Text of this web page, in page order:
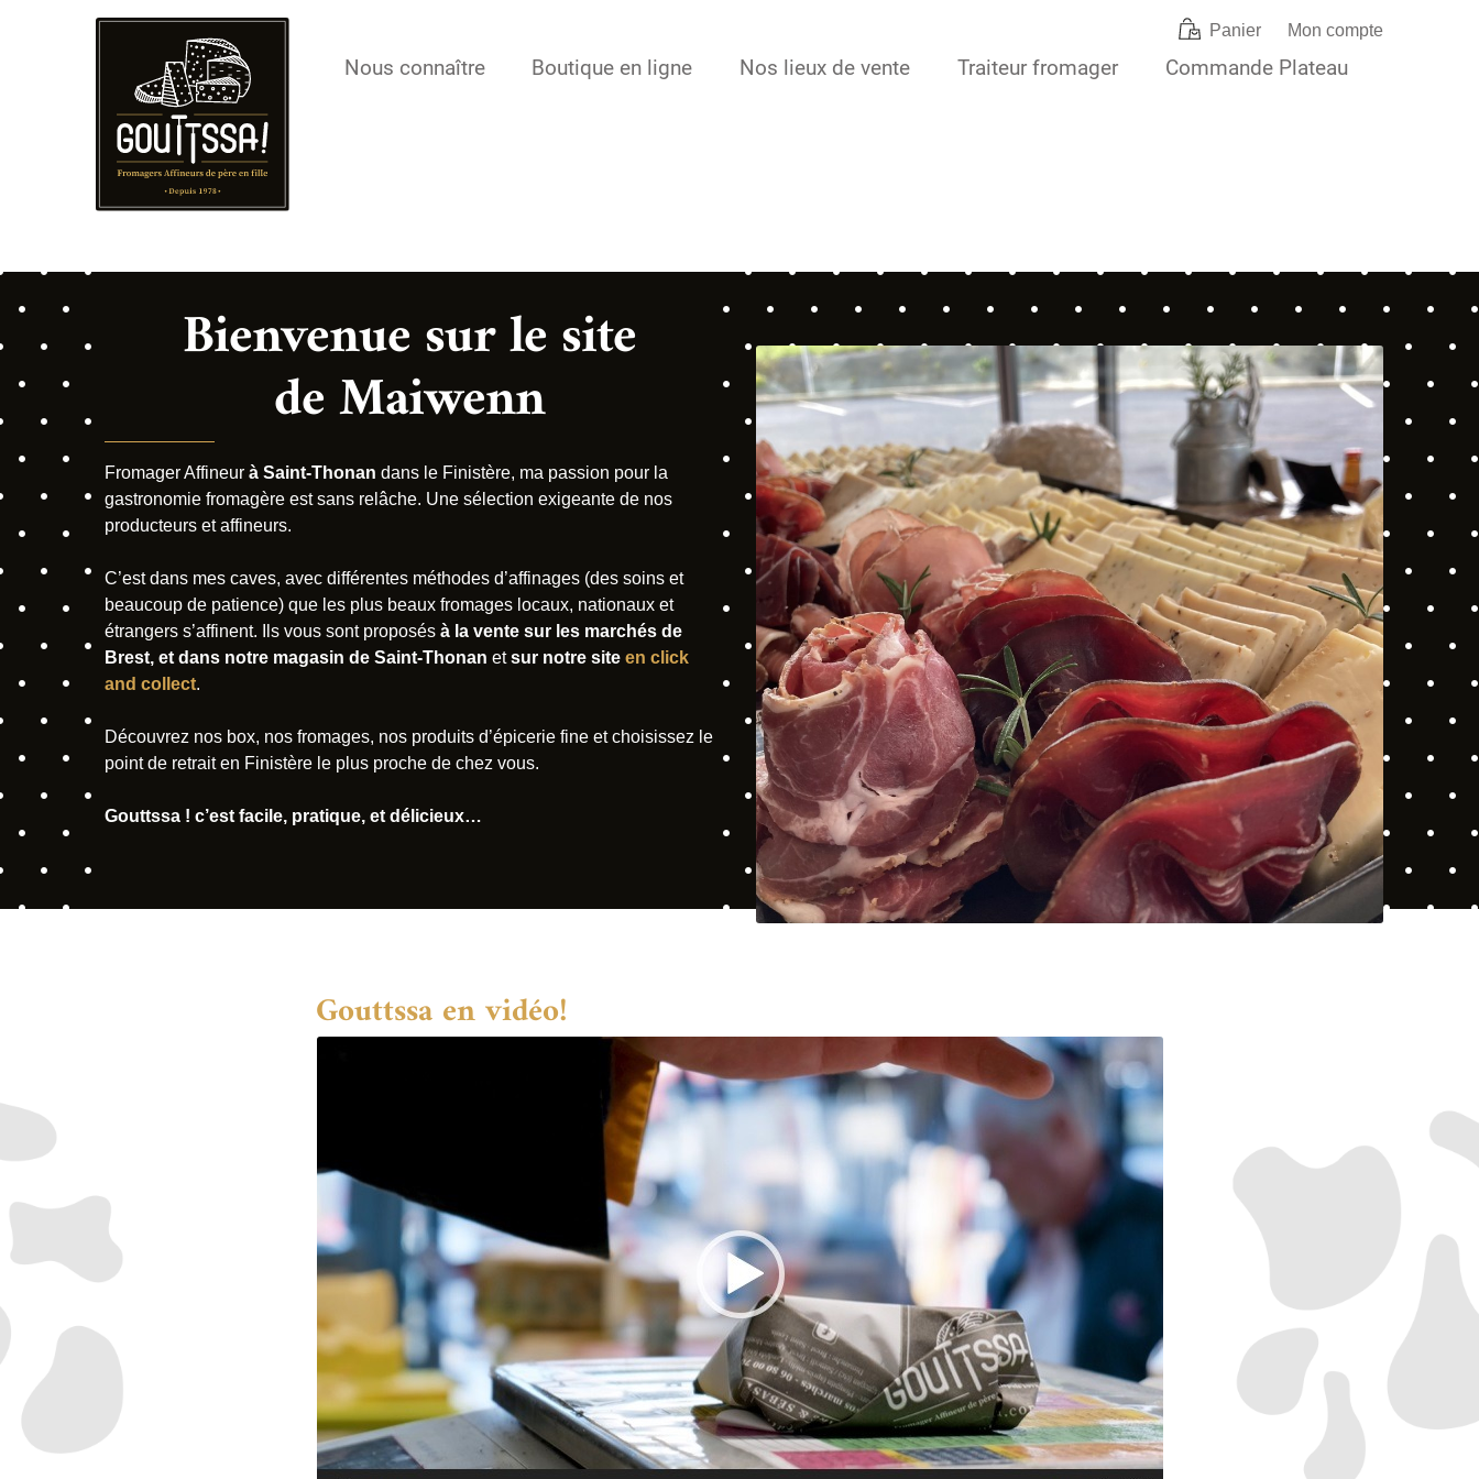
Panier Mon compte
Nous connaître Boutique en ligne Nos lieux de vente Traiteur fromager Commande Plateau
Bienvenue sur le site
de Maiwenn
Fromager Affineur à Saint-Thonan dans le Finistère, ma passion pour la
gastronomie fromagère est sans relâche. Une sélection exigeante de nos
producteurs et affineurs.
C’est dans mes caves, avec différentes méthodes d’affinages (des soins et
beaucoup de patience) que les plus beaux fromages locaux, nationaux et
étrangers s’affinent. Ils vous sont proposés à la vente sur les marchés de
Brest, et dans notre magasin de Saint-Thonan etsur notre site en click
and collect.
Découvrez nos box, nos fromages, nos produits d’épicerie fine et choisissez le
point de retrait en Finistère le plus proche de chez vous.
Gouttssa ! c’est facile, pratique, et délicieux…
Gouttssa en vidéo!